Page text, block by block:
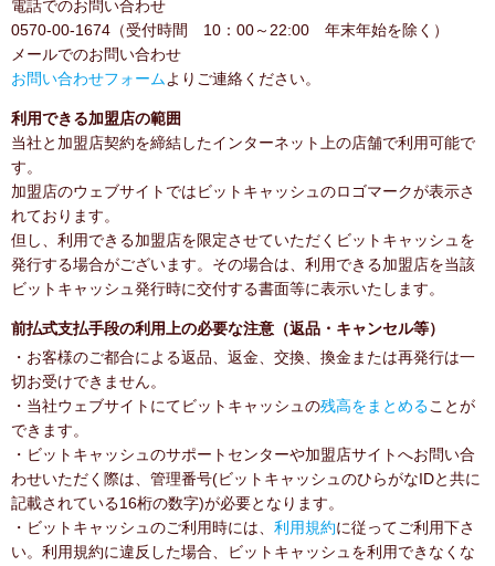
電話でのお問い合わせ
0570-00-1674（受付時間 10：00～22:00 年末年始を除く）
メールでのお問い合わせ
お問い合わせフォームよりご連絡ください。
利用できる加盟店の範囲
当社と加盟店契約を締結したインターネット上の店舗で利用可能で
す。
加盟店のウェブサイトではビットキャッシュのロゴマークが表示さ
れております。
但し、利用できる加盟店を限定させていただくビットキャッシュを
発行する場合がございます。その場合は、利用できる加盟店を当該
ビットキャッシュ発行時に交付する書面等に表示いたします。
前払式支払手段の利用上の必要な注意（返品・キャンセル等）
・お客様のご都合による返品、返金、交換、換金または再発行は一
切お受けできません。
・当社ウェブサイトにてビットキャッシュの残高をまとめることが
できます。
・ビットキャッシュのサポートセンターや加盟店サイトへお問い合
わせいただく際は、管理番号(ビットキャッシュのひらがなIDと共に
記載されている16桁の数字)が必要となります。
・ビットキャッシュのご利用時には、 利用規約に従ってご利用下さ
い。利用規約に違反した場合、ビットキャッシュを利用できなくな